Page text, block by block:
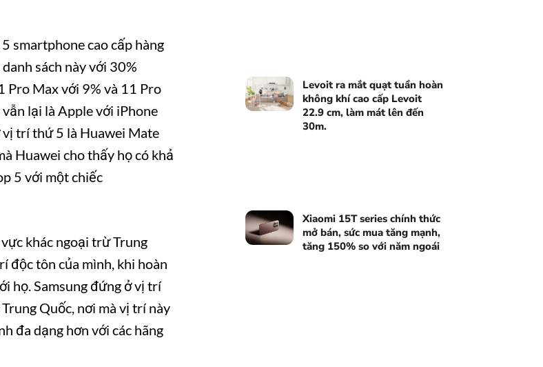
Levoit ra mắt quạt tuần hoàn
không khí cao cấp Levoit
22.9 cm, làm mát lên đến
30m.
Xiaomi 15T series chính thức
mở bán, sức mua tăng mạnh,
tăng 150% so với năm ngoái
smartphone cao cấp hàng
sách này với 30%
Pro Max với 9% và 11 Pro
lại là Apple với iPhone
vị trí thứ 5 là Huawei Mate
Huawei cho thấy họ có khả
5 với một chiếc
khác ngoại trừ Trung
độc tôn của mình, khi hoàn
họ. Samsung đứng ở vị trí
Quốc, nơi mà vị trí này
đa dạng hơn với các hãng